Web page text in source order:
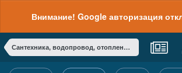
Внимание! Google авторизация
Сантехника, водопровод, отопление, канализация